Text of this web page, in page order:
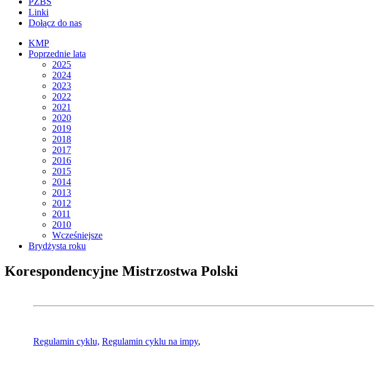
Linki
Dołącz do nas
KMP
Poprzednie lata
2025
2024
2023
2022
2021
2020
2019
2018
2017
2016
2015
2014
2013
2012
2011
2010
Wcześniejsze
Brydżysta roku
Korespondencyjne Mistrzostwa Polski
Regulamin cyklu, Regulamin cyklu na impy,